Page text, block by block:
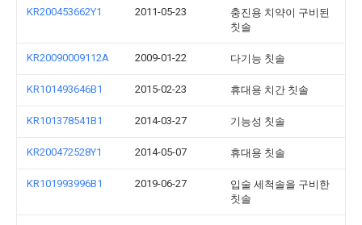
KR200453662Y1 2011-05-23
충진용 치약이 구비된
칫솔
KR20090009112A 2009-01-22 다기능 칫솔
KR101493646B1 2015-02-23 휴대용 치간 칫솔
KR101378541B1 2014-03-27 기능성 칫솔
KR200472528Y1 2014-05-07 휴대용 칫솔
KR101993996B1 2019-06-27
입술 세척솔을 구비한
칫솔